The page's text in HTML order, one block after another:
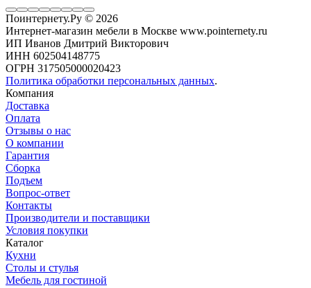
Поинтернету.Ру © 2026
Интернет-магазин мебели в Москве www.pointernety.ru
ИП Иванов Дмитрий Викторович
ИНН 602504148775
ОГРН 317505000020423
Политика обработки персональных данных.
Компания
Доставка
Оплата
Отзывы о нас
О компании
Гарантия
Сборка
Подъем
Вопрос-ответ
Контакты
Производители и поставщики
Условия покупки
Каталог
Кухни
Столы и стулья
Мебель для гостиной